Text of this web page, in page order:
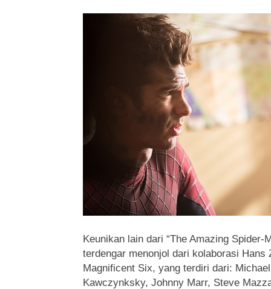
Keunikan lain dari “The Amazing Spider-
terdengar menonjol dari kolaborasi Hans
Magnificent Six, yang terdiri dari:
Kawczynksky, Johnny Marr, Steve